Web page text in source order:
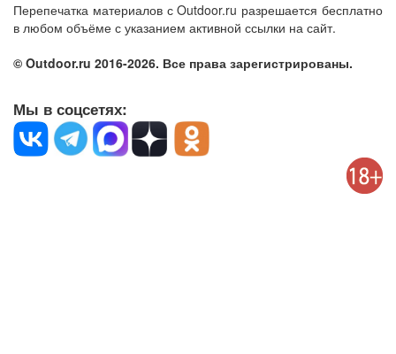
Перепечатка материалов с Outdoor.ru разрешается бесплатно
в любом объёме с указанием активной ссылки на сайт.
© Outdoor.ru 2016-2026. Все права зарегистрированы.
Мы в соцсетях: